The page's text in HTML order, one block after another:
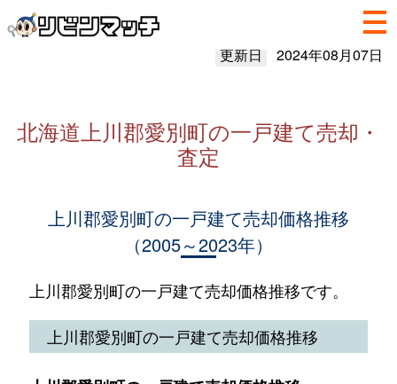
更新日 2024年08月07日
北海道上川郡愛別町の一戸建て売却・
査定
上川郡愛別町の一戸建て売却価格推移
（2005～2023年）
上川郡愛別町の一戸建て売却価格推移です。
上川郡愛別町の一戸建て売却価格推移